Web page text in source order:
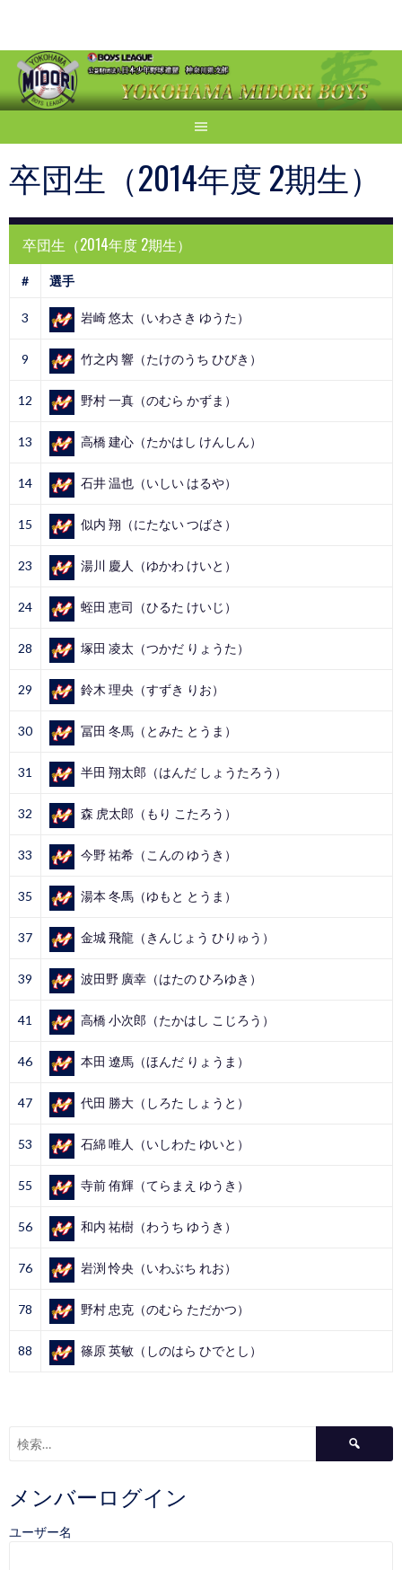
content
卒団生（2014年度 2期生）
卒団生（2014年度 2期生）
# 選手
3 岩崎 悠太（いわさき ゆうた）
9 竹之内 響（たけのうち ひびき）
12 野村 一真（のむら かずま）
13 高橋 建心（たかはし けんしん）
14 石井 温也（いしい はるや）
15 似内 翔（にたない つばさ）
23 湯川 慶人（ゆかわ けいと）
24 蛭田 恵司（ひるた けいじ）
28 塚田 凌太（つかだ りょうた）
29 鈴木 理央（すずき りお）
30 冨田 冬馬（とみた とうま）
31 半田 翔太郎（はんだ しょうたろう）
32 森 虎太郎（もり こたろう）
33 今野 祐希（こんの ゆうき）
35 湯本 冬馬（ゆもと とうま）
37 金城 飛龍（きんじょう ひりゅう）
39 波田野 廣幸（はたの ひろゆき）
41 高橋 小次郎（たかはし こじろう）
46 本田 遼馬（ほんだ りょうま）
47 代田 勝大（しろた しょうと）
53 石綿 唯人（いしわた ゆいと）
55 寺前 侑輝（てらまえ ゆうき）
56 和内 祐樹（わうち ゆうき）
76 岩渕 怜央（いわぶち れお）
78 野村 忠克（のむら ただかつ）
88 篠原 英敏（しのはら ひでとし）
メンバーログイン
ユーザー名